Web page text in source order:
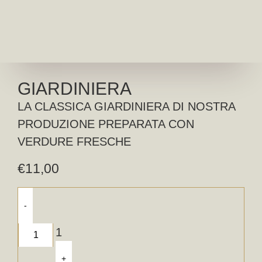
GIARDINIERA
LA CLASSICA GIARDINIERA DI NOSTRA
PRODUZIONE PREPARATA CON
VERDURE FRESCHE
€11,00
-
1
+